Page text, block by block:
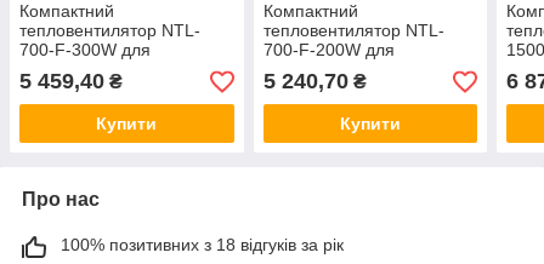
Компактний
тепловентилятор NTL-
700-F-300W для
електричної шафи
5 459,40 ₴
Купити
Компактний
тепловентилятор NTL-
700-F-200W для
електричної шафи
5 240,70₴
Купити
6
Про нас
100% позитивних з 18 відгуків за рік